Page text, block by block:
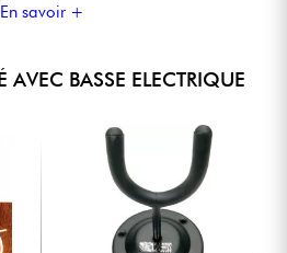
En savoir +
AVEC BASSE ELECTRIQUE